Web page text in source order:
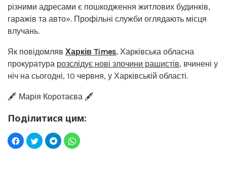
різними адресами є пошкодження житлових будинків,
гаражів та авто». Профільні служби оглядають місця
влучань.
Як повідомляв Харків Times, Харківська обласна
прокуратура розслідує нові злочини рашистів, вчинені у
ніч на сьогодні, 10 червня, у Харківській області.
🖋️ Марія Коротаєва 🖋️
Поділитися цим: